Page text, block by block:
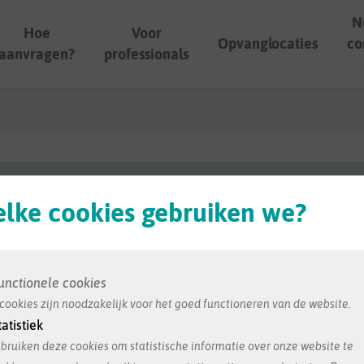
cookies gebruiken we?
cookies
zijn noodzakelijk voor het goed functioneren van de website.
deze cookies om statistische informatie over onze website te
Hoe
aanvragen?
Voor
professionals
Opvanglocaties
ons bezorgd door de opvang zelf. Dit is de meest
Molenbeek